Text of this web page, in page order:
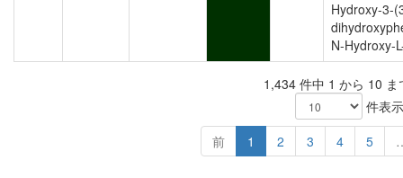
Hydroxy-3-
N-Hydroxy-
1,434 件中 1 から 10 ま
件表示
前
1 2 3 4 5